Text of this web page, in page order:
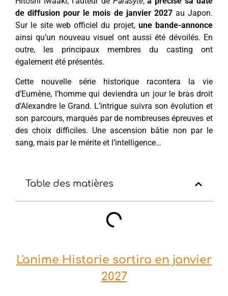
de diffusion pour le mois de janvier 2027au Japon.
Sur le site web officiel du projet, une bande-annonce
ainsi qu’un nouveau visuel ont aussi été dévoilés. En
outre, les principaux membres du casting ont
également été présentés.
Cette nouvelle série historique racontera la vie
d’Eumène, l’homme qui deviendra un jour le bras droit
d’Alexandre le Grand. L’intrigue suivra son évolution et
son parcours, marqués par de nombreuses épreuves et
des choix difficiles. Une ascension bâtie non par le
sang, mais par le mérite et l’intelligence…
Table des matières
L'anime Historie sortira en janvier
2027